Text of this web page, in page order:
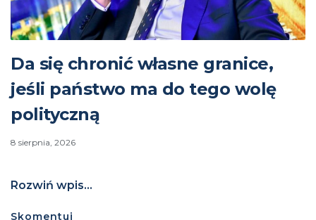
Da się chronić własne granice,
jeśli państwo ma do tego wolę
polityczną
8 sierpnia, 2026
Rozwiń wpis...
Skomentuj